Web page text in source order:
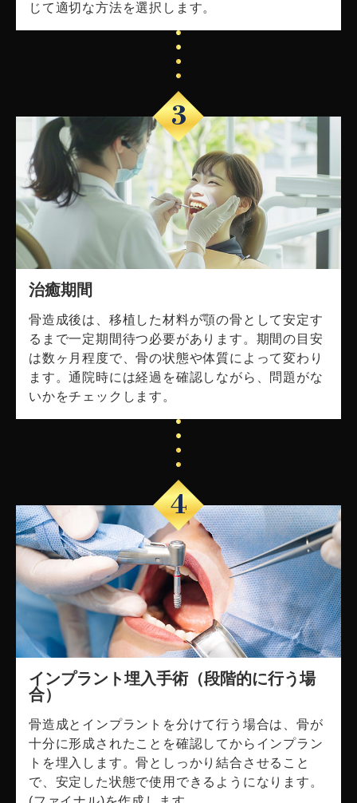
じて適切な方法を選択します。
3
治癒期間
骨造成後は、移植した材料が顎の骨として安定す
るまで一定期間待つ必要があります。期間の目安
は数ヶ月程度で、骨の状態や体質によって変わり
ます。通院時には経過を確認しながら、問題がな
いかをチェックします。
4
インプラント埋入手術（段階的に行う場
合）
骨造成とインプラントを分けて行う場合は、骨が
十分に形成されたことを確認してからインプラン
トを埋入します。骨としっかり結合させること
で、安定した状態で使用できるようになります。